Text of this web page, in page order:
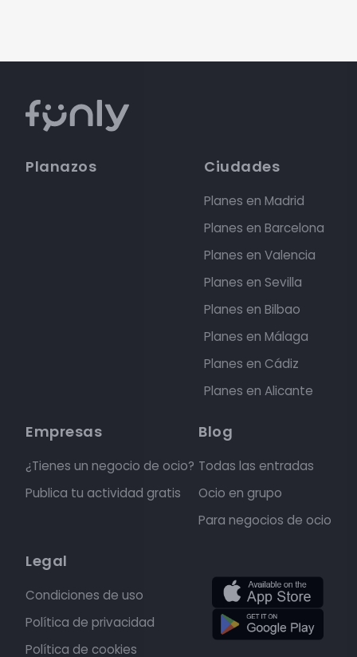
Planazos Ciudades
Planes en Madrid
Planes en Barcelona
Planes en Valencia
Planes en Sevilla
Planes en Bilbao
Planes en Málaga
Planes en Cádiz
Planes en Alicante
Empresas
¿Tienes un negocio de ocio?
Publica tu actividad gratis
Blog
Todas las entradas
Ocio en grupo
Para negocios de ocio
Legal
Condiciones de uso
Política de privacidad
Política de cookies